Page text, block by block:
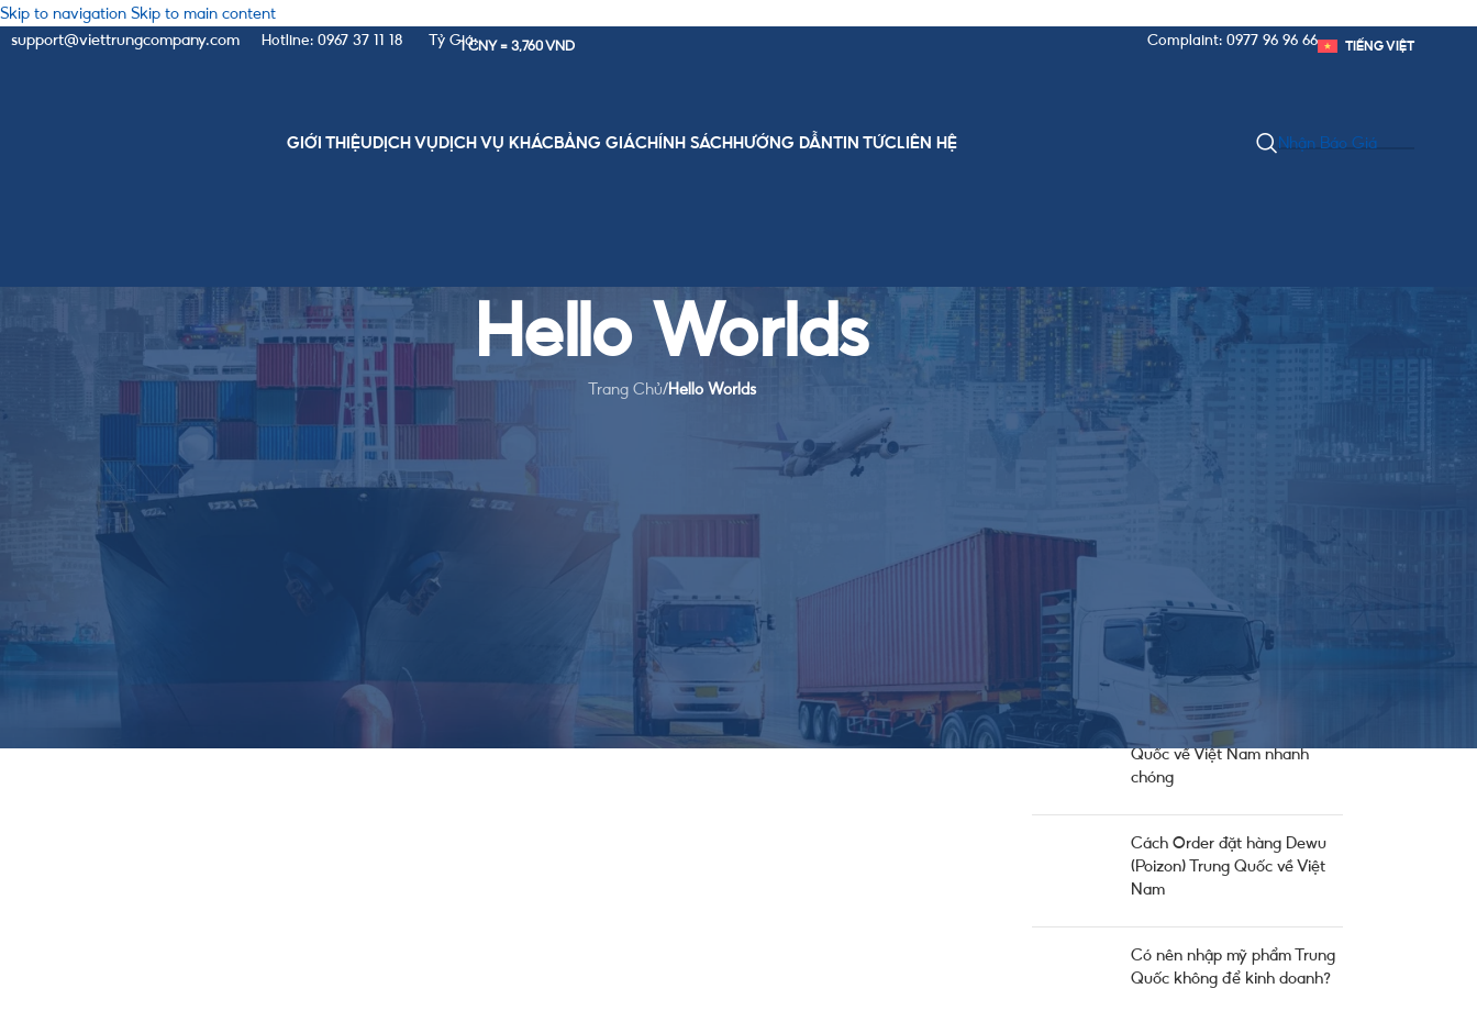
Skip to navigation Skip to main content
support@viettrungcompany.com
Hotline: 0967 37 11 18 Tỷ Giá:1 CNY = 3,760 VND Complaint: 0977 96 96 66 TIẾNG VIỆT
GIỚI THIỆU DỊCH VỤ DỊCH VỤ KHÁC BẢNG GIÁCHÍNH SÁCH HƯỚNG DẪNTIN TỨC LIÊN HỆ Nhận Báo Giá
Hello Worlds
Trang Chủ/Hello Worlds
DANH MỤC BÀI VIẾT
Chính Sách & Thủ Tục
Thông Báo Chung Từ Công Ty
Tin Thị Trường
BÀI HAY NÊN ĐỌC
Nhập hàng tiểu ngạch Trung
Quốc về Việt Nam nhanh
chóng
Cách Order đặt hàng Dewu
(Poizon) Trung Quốc về Việt
Nam
Có nên nhập mỹ phẩm Trung
Quốc không để kinh doanh?